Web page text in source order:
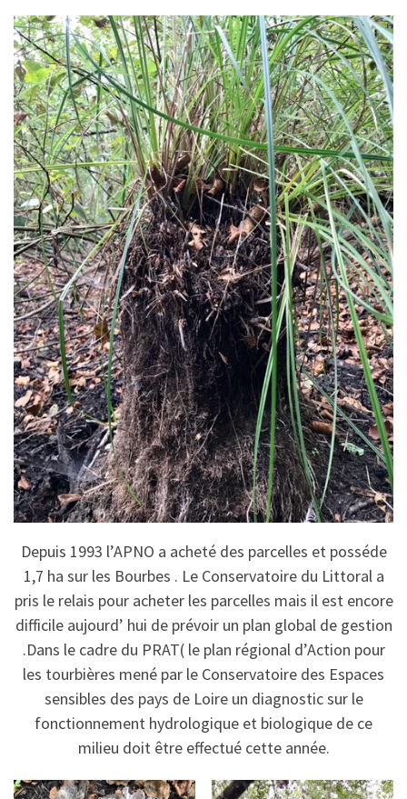
Depuis 1993 l’APNO a acheté des parcelles et posséde
1,7 ha sur les Bourbes . Le Conservatoire du Littoral a
pris le relais pour acheter les parcelles mais il est encore
difficile aujourd’ hui de prévoir un plan global de gestion
.Dans le cadre du PRAT( le plan régional d’Action pour
les tourbières mené par le Conservatoire des Espaces
sensibles des pays de Loire un diagnostic sur le
fonctionnement hydrologique et biologique de ce
milieu doit être effectué cette année.